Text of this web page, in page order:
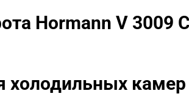
Hormann V 3009
камер